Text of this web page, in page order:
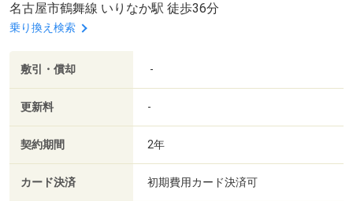
名古屋市鶴舞線 いりなか駅 徒歩36分
乗り換え検索
敷引・償却 -
更新料 -
契約期間 2年
カード決済 初期費用カード決済可